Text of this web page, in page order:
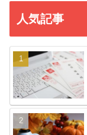
人気記事